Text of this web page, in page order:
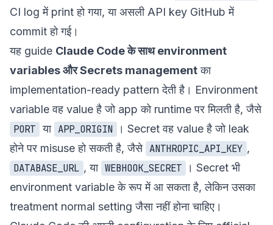
CI log में print हो गया, या असली API key GitHub में
commit हो गई।
यह guide Claude Code के साथ environment
variables और Secrets managementका
implementation-ready pattern देती है। Environment
variable वह value है जो app को runtime पर मिलती है, जैसे
PORT या APP_ORIGIN
। Secret वह value है जो leak
होने पर misuse हो सकती है, जैसे ANTHROPIC_API_KEY ,
DATABASE_URL , या WEBHOOK_SECRET
। Secret भी
environment variable के रूप में आ सकता है, लेकिन उसका
treatment normal setting जैसा नहीं होना चाहिए।